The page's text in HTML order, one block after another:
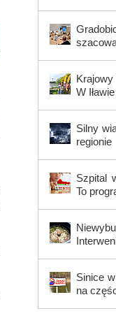
W
Silny
regionie
Szpital
To
Sinice
na